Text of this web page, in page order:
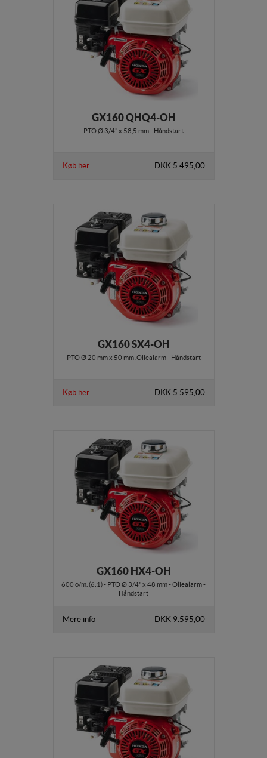
GX160 QHQ4-OH
PTO Ø 3/4" x 58,5 mm - Håndstart
Køb her DKK 5.495,00
GX160 SX4-OH
PTO Ø 20 mm x 50 mm .Oliealarm - Håndstart
Køb her DKK 5.595,00
GX160 HX4-OH
600 o/m. (6:1) - PTO Ø 3/4" x 48 mm - Oliealarm -
Håndstart
Mere info DKK 9.595,00